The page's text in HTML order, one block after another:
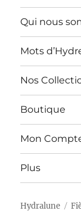
Qui nous
Mots
Nos
Boutique
Mon
Plus
Hydralune